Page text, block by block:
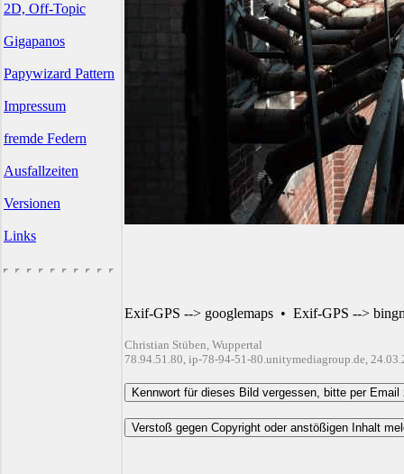
2D, Off-Topic
Gigapanos
Papywizard Pattern
Impressum
fremde Federn
Ausfallzeiten
Versionen
Links
Exif-GPS --> googlemaps • Exif-GPS -->
Christian Stüben, Wuppertal
78.94.51.80, ip-78-94-51-80.unitymediagroup.de,